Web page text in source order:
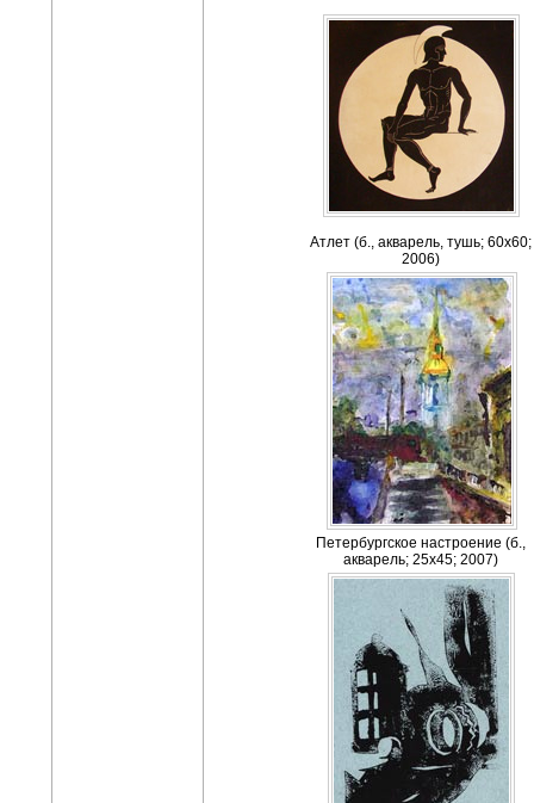
Атлет (б., акварель, тушь; 60х60;
2006)
Петербургское настроение (б.,
акварель; 25х45; 2007)